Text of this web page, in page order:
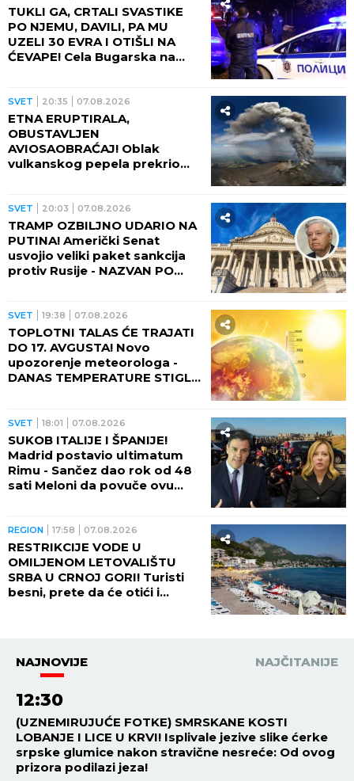
TUKLI GA, CRTALI SVASTIKE
PO NJEMU, DAVILI, PA MU
UZELI 30 EVRA I OTIŠLI NA
ĆEVAPE! Cela Bugarska na
MALOLETNIKA, UVUKLI GA U
JEZIVU ZAMKU!
SVET 20:35 07.08.2026
ETNA ERUPTIRALA,
OBUSTAVLJEN
AVIOSAOBRAĆAJ! Oblak
vulkanskog pepela prekrio
SVET 20:03 07.08.2026
TRAMP OZBILJNO UDARIO NA
PUTINA! Američki Senat
usvojio veliki paket sankcija
protiv Rusije - NAZVAN PO
SVET 19:38 07.08.2026
TOPLOTNI TALAS ĆE TRAJATI
DO 17. AVGUSTA! Novo
upozorenje meteorologa -
DANAS TEMPERATURE STIGLE
SVET 18:01 07.08.2026
SUKOB ITALIJE I ŠPANIJE!
Madrid postavio ultimatum
Rimu - Sančez dao rok od 48
sati Meloni da povuče ovu
REGION 17:58 07.08.2026
RESTRIKCIJE VODE U
OMILJENOM LETOVALIŠTU
SRBA U CRNOJ GORI! Turisti
besni, prete da će otići i
NAJNOVIJE NAJČITANIJE
12:30
(UZNEMIRUJUĆE FOTKE) SMRSKANE KOSTI
LOBANJE I LICE U KRVI! Isplivale jezive slike ćerke
srpske glumice nakon stravične nesreće: Od ovog
prizora podilazi jeza!